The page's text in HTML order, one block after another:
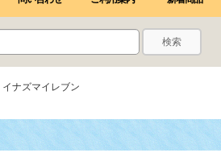
検索
イナズマイレブン